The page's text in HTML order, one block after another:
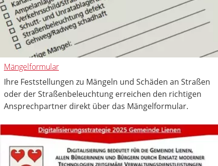
Mängelformular
Ihre Feststellungen zu Mängeln und Schäden an Straßen
oder der Straßenbeleuchtung erreichen den richtigen
Ansprechpartner direkt über das Mängelformular.